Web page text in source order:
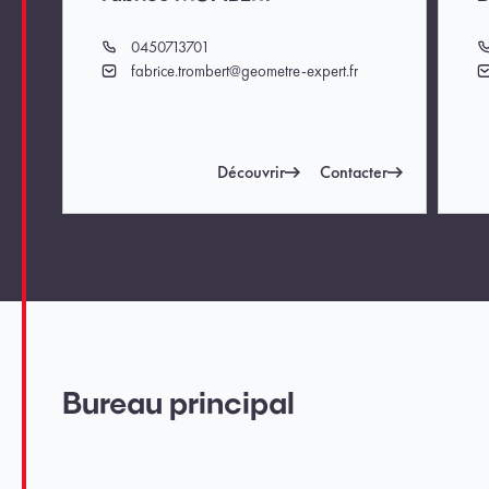
Téléphone
0450713701
Emailfabrice.trombert@geometre-expert.fr
Découvrir Contacter
Bureau principal